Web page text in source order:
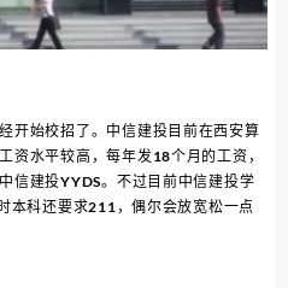
开始校招了。中信建投目前在西安算
资水平较高，每年发18个月的工资，
信建投YYDS。不过目前中信建投学
本科还要求211，偶尔会放宽松一点